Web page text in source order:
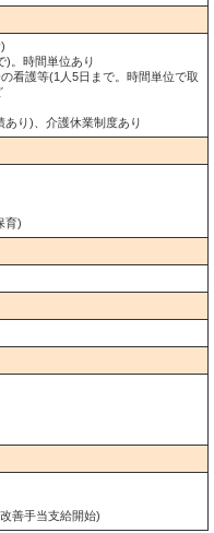
)。時間単位あり
看護等(1人5日まで。時間単位で取
り)、介護休業制度あり
育)
善手当支給開始)